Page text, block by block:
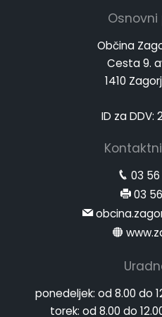
Občina
Cesta 9.
1410
ID za
03
03
ponedeljek: od 8.00 do
torek: od 8.00 do